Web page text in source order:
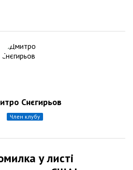
Снєгирьов
член клубу
у листі